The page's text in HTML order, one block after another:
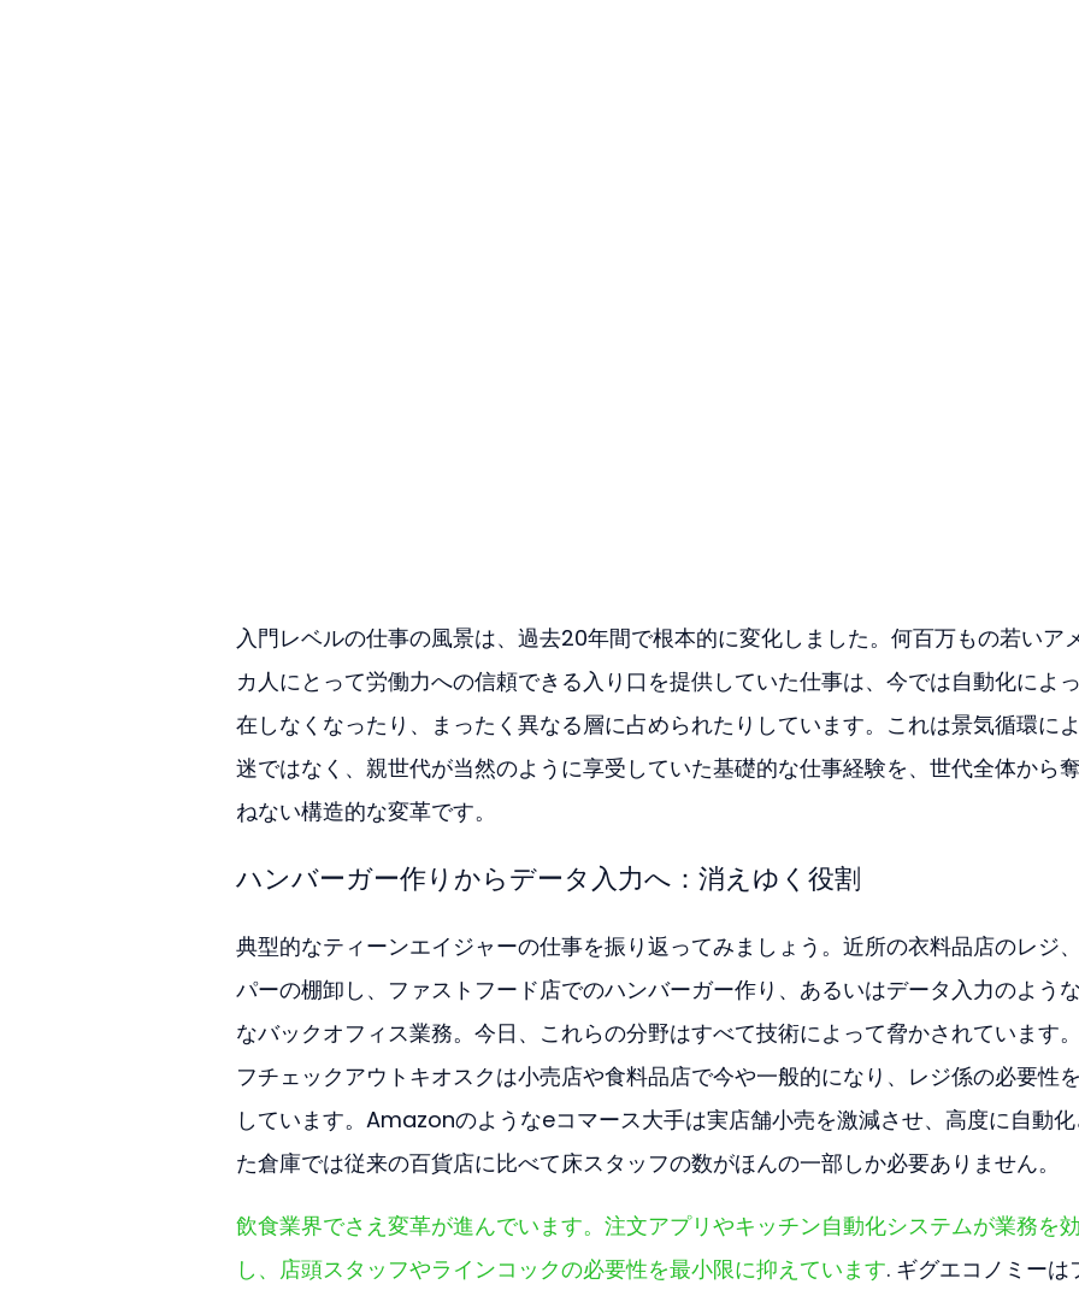
入門レベルの仕事の風景は、過去20年間で根本的に変化しました。何百万もの若いア
カ人にとって労働力への信頼できる入り口を提供していた仕事は、今では自動化によ
在しなくなったり、まったく異なる層に占められたりしています。これは景気循環に
迷ではなく、親世代が当然のように享受していた基礎的な仕事経験を、世代全体から
ねない構造的な変革です。
ハンバーガー作りからデータ入力へ：消えゆく役割
典型的なティーンエイジャーの仕事を振り返ってみましょう。近所の衣料品店のレジ
パーの棚卸し、ファストフード店でのハンバーガー作り、あるいはデータ入力のよう
なバックオフィス業務。今日、これらの分野はすべて技術によって脅かされています
フチェックアウトキオスクは小売店や食料品店で今や一般的になり、レジ係の必要性
しています。Amazonのようなeコマース大手は実店舗小売を激減させ、高度に自動
た倉庫では従来の百貨店に比べて床スタッフの数がほんの一部しか必要ありません。
飲食業界でさえ変革が進んでいます。注文アプリやキッチン自動化システムが業務を
し、店頭スタッフやラインコックの必要性を最小限に抑えています. ギグエコノミーは